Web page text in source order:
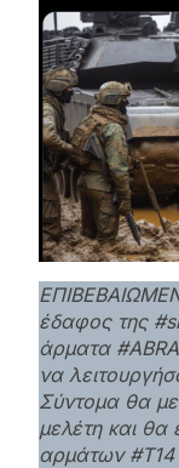
έδαφος της
άρματα
να
Σύντομα θα
μελέτη και θα
αρμάτων